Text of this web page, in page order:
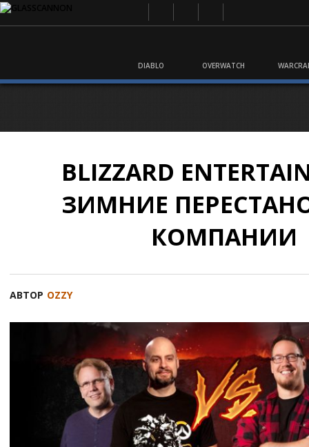
DIABLO OVERWATCH
BLIZZARD
ЗИМНИЕ
КОМПАНИИ
АВТОР OZZY